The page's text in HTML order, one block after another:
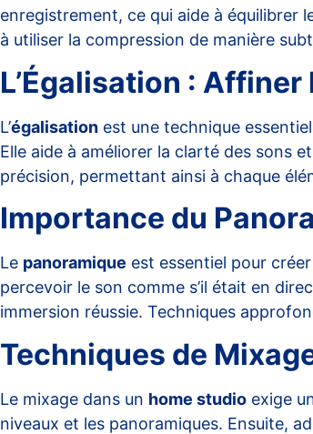
enregistrement, ce qui aide à équilibrer
à utiliser la compression de manière
L’Égalisation :
L’égalisation est une technique
Elle aide à améliorer la clarté des sons
précision, permettant ainsi à chaque
Importance du
Le panoramique est essentiel pour
percevoir le son comme s’il était en
immersion réussie. Techniques
Techniques de
Le mixage dans un home studio exige
niveaux et les panoramiques. Ensuite,